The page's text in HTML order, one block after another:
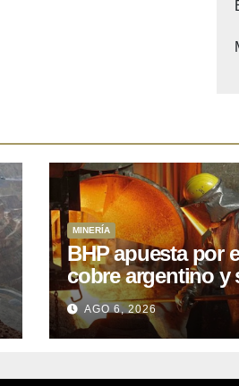
MINERÍA
BHP apuesta por
cobre argentino y
acuerdo con
para siete
AGO 6, 2026